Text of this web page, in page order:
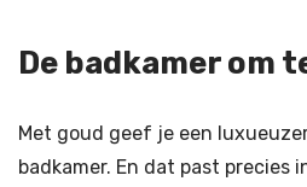
De badkamer om
Met goud geef je een
badkamer. En dat past precies